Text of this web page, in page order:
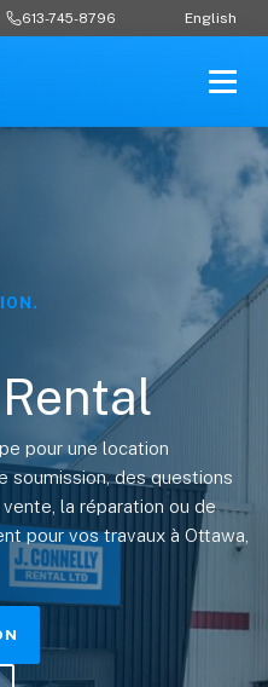
613-745-8796 English
pour une location
soumission, des questions
la réparation ou de
pour vos travaux à Ottawa,